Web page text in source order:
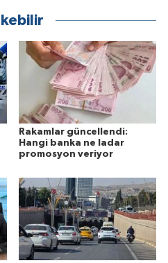
Rakamlar güncellendi:
Hangi banka ne ladar
promosyon veriyor